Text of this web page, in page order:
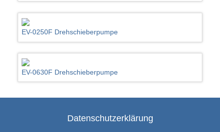
EV-0250F Drehschieberpumpe
EV-0630F Drehschieberpumpe
Datenschutzerklärung